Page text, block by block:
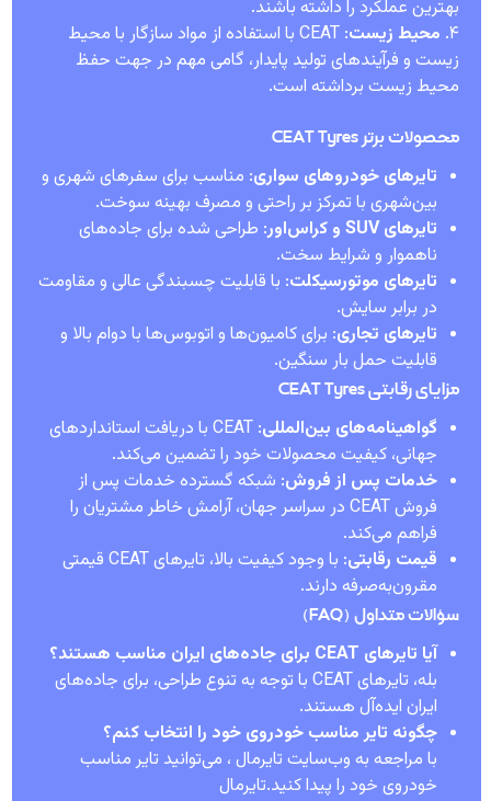
بهترین عملکرد را داشته باشند.
۴. محیط زیست
: CEAT با استفاده از مواد سازگار با محیط
زیست و فرآیندهای تولید پایدار، گامی مهم در جهت حفظ
محیط زیست برداشته است.
محصولات برتر CEAT Tyres
تایرهای خودروهای سواری: مناسب برای سفرهای شهری و
بین‌شهری با تمرکز بر راحتی و مصرف بهینه سوخت.
تایرهای SUV و کراس‌اور
: طراحی شده برای جاده‌های
ناهموار و شرایط سخت.
تایرهای موتورسیکلت: با قابلیت چسبندگی عالی و مقاومت
در برابر سایش.
تایرهای تجاری: برای کامیون‌ها و اتوبوس‌ها با دوام بالا و
قابلیت حمل بار سنگین.
مزایای رقابتی CEAT Tyres
گواهینامه‌های بین‌المللی
: CEAT با دریافت استانداردهای
جهانی، کیفیت محصولات خود را تضمین می‌کند.
خدمات پس از فروش: شبکه گسترده خدمات پس از
فروش CEAT در سراسر جهان، آرامش خاطر مشتریان را
فراهم می‌کند.
قیمت رقابتی
: با وجود کیفیت بالا، تایرهای CEAT قیمتی
مقرون‌به‌صرفه دارند.
سؤالات متداول (FAQ)
آیا تایرهای CEAT برای جاده‌های ایران مناسب هستند؟
بله، تایرهای CEAT با توجه به تنوع طراحی، برای جاده‌های
ایران ایده‌آل هستند.
چگونه تایر مناسب خودروی خود را انتخاب کنم؟
با مراجعه به وب‌سایت تایرمال ، می‌توانید تایر مناسب
خودروی خود را پیدا کنید.تایرمال